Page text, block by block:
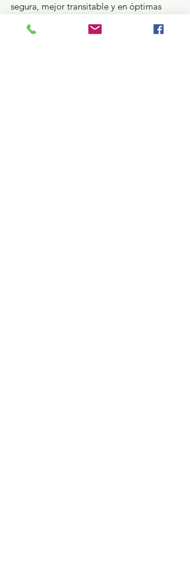
segura, mejor transitable y en óptimas
eficiencia para millones de usuarias y